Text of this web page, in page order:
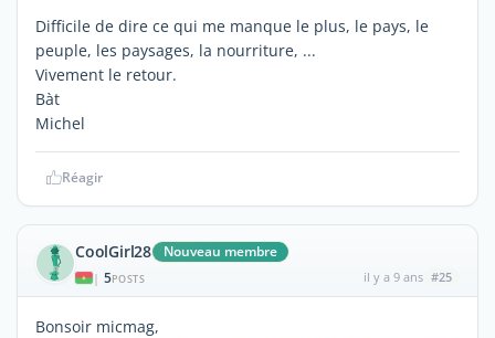
Difficile de dire ce qui me manque le plus, le pays, le
peuple, les paysages, la nourriture, ...
Vivement le retour.
Bàt
Michel
Réagir
CoolGirl28 Nouveau membre
| 5POSTS il y a 9 ans #25
Bonsoir micmag,